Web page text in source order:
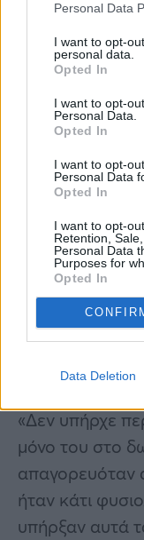
Personal Data
I want to opt-
personal data.
Opted In
I want to opt-
Personal Data.
Opted In
I want to opt-
Personal Data
Opted In
I want to opt-
Retention,
Personal Data
Purposes for
Opted In
Data Deletion
Πρώην
κάποιο
δωμάτιο
«Δεν υπήρχε
μόνο του στο
απαγορευόταν
ήταν κάτι
υπήρξαν αυτά